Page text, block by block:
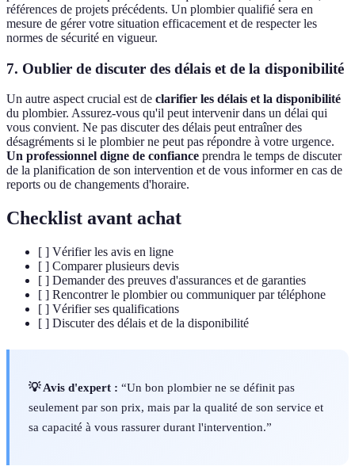
références de projets précédents. Un plombier qualifié sera en
mesure de gérer votre situation efficacement et de respecter les
normes de sécurité en vigueur.
7. Oublier de discuter des délais et de la disponibilité
Un autre aspect crucial est de clarifier les délais et la disponibilité
du plombier. Assurez-vous qu'il peut intervenir dans un délai qui
vous convient. Ne pas discuter des délais peut entraîner des
désagréments si le plombier ne peut pas répondre à votre urgence.
Un professionnel digne de confiance prendra le temps de discuter
de la planification de son intervention et de vous informer en cas de
reports ou de changements d'horaire.
Checklist avant achat
[ ] Vérifier les avis en ligne
[ ] Comparer plusieurs devis
[ ] Demander des preuves d'assurances et de garanties
[ ] Rencontrer le plombier ou communiquer par téléphone
[ ] Vérifier ses qualifications
[ ] Discuter des délais et de la disponibilité
💡 Avis d'expert : “Un bon plombier ne se définit pas
seulement par son prix, mais par la qualité de son service et
sa capacité à vous rassurer durant l'intervention.”